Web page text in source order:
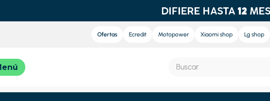
Ofertas Ecredit Motopower Xiaomi shop Lg shop